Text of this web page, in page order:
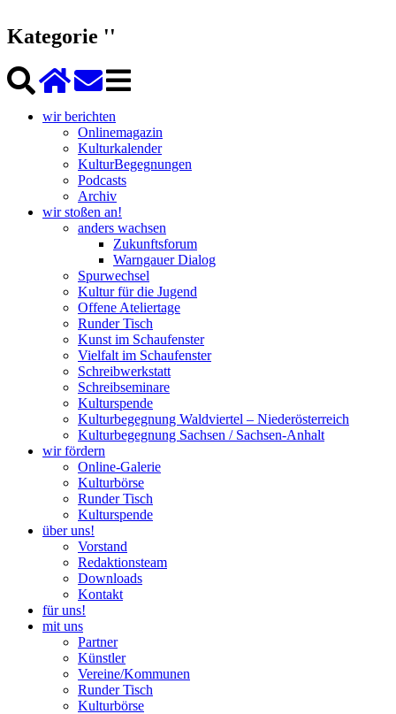
Kategorie ''
wir berichten
Onlinemagazin
Kulturkalender
KulturBegegnungen
Podcasts
Archiv
wir stoßen an!
anders wachsen
Zukunftsforum
Warngauer Dialog
Spurwechsel
Kultur für die Jugend
Offene Ateliertage
Runder Tisch
Kunst im Schaufenster
Vielfalt im Schaufenster
Schreibwerkstatt
Schreibseminare
Kulturspende
Kulturbegegnung Waldviertel – Niederösterreich
Kulturbegegnung Sachsen / Sachsen-Anhalt
wir fördern
Online-Galerie
Kulturbörse
Runder Tisch
Kulturspende
über uns!
Vorstand
Redaktionsteam
Downloads
Kontakt
für uns!
mit uns
Partner
Künstler
Vereine/Kommunen
Runder Tisch
Kulturbörse